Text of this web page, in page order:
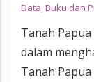
Data,Buku dan
Tanah
dalam
Tanah